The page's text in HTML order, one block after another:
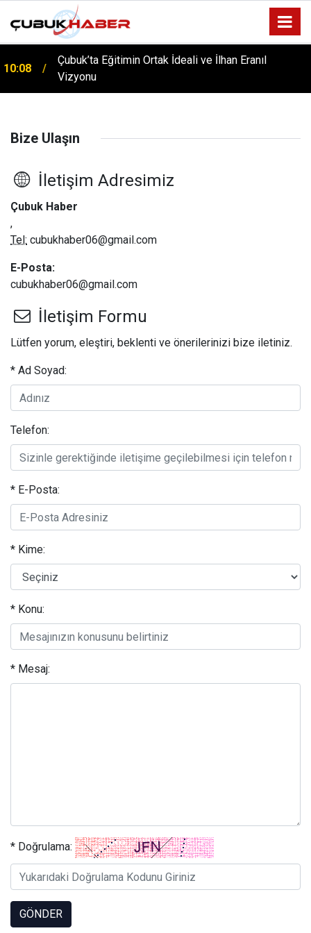
10:08
Çubuk’ta Eğitimin Ortak İdeali ve İlhan Eranıl
Vizyonu
Bize Ulaşın
İletişim Adresimiz
Çubuk Haber
,
Tel: cubukhaber06@gmail.com
E-Posta:
cubukhaber06@gmail.com
İletişim Formu
Lütfen yorum, eleştiri, beklenti ve önerilerinizi bize iletiniz.
* Ad Soyad:
Telefon:
* E-Posta:
* Kime:
* Konu:
* Mesaj:
* Doğrulama:
GÖNDER